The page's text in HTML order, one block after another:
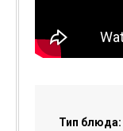
Тип блюда: